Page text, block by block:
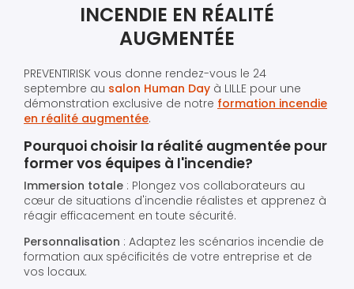
INCENDIE EN RÉALITÉ
AUGMENTÉE
PREVENTIRISK vous donne rendez-vous le 24
septembre au salon Human Day à LILLE pour une
démonstration exclusive de notre formation incendie
en réalité augmentée.
Pourquoi choisir la réalité augmentée pour
former vos équipes à l'incendie?
Immersion totale : Plongez vos collaborateurs au
cœur de situations d'incendie réalistes et apprenez à
réagir efficacement en toute sécurité.
Personnalisation : Adaptez les scénarios incendie de
formation aux spécificités de votre entreprise et de
vos locaux.